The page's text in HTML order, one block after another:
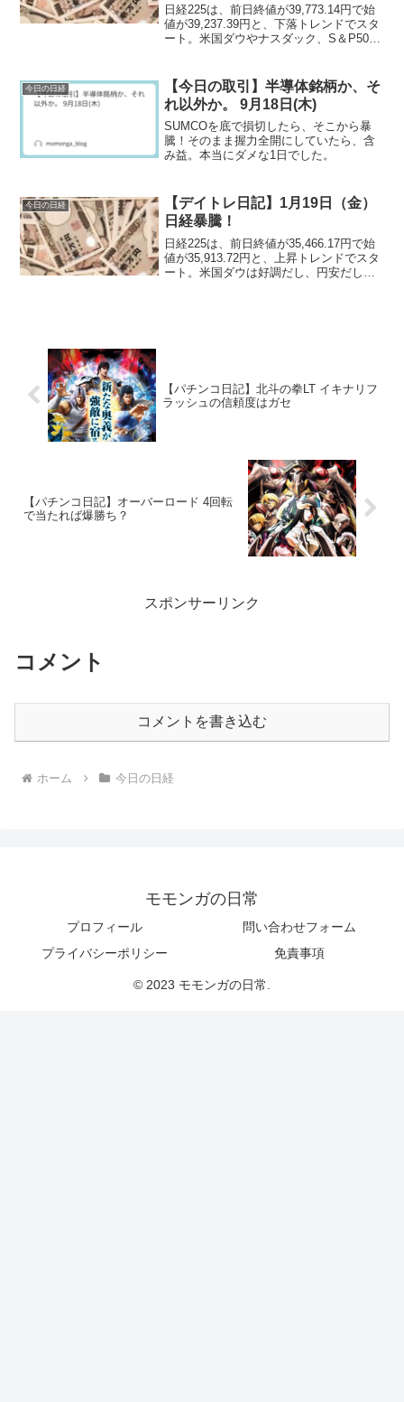
日経225は、前日終値が39,773.14円で始
値が39,237.39円と、下落トレンドでスタ
ート。米国ダウやナスダック、S＆P500
今日の日経
【今日の取引】半導体銘柄か、そ
れ以外か。 9月18日(木)
SUMCOを底で損切したら、そこから暴
騰！そのまま握力全開にしていたら、含
み益。本当にダメな1日でした。
今日の日経
【デイトレ日記】1月19日（金）
日経暴騰！
日経225は、前日終値が35,466.17円で始
値が35,913.72円と、上昇トレンドでスタ
ート。米国ダウは好調だし、円安だし、
【パチンコ日記】北斗の拳LT イキナリフ
ラッシュの信頼度はガセ
【パチンコ日記】オーバーロード 4回転
で当たれば爆勝ち？
スポンサーリンク
コメント
コメントを書き込む
ホーム 今日の日経
モモンガの日常
プロフィール
問い合わせフォーム
プライバシーポリシー
免責事項
© 2023 モモンガの日常.